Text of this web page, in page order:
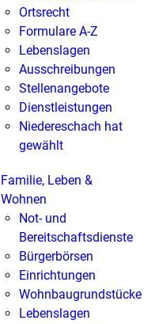
Ortsrecht
Formulare A-Z
Lebenslagen
Ausschreibungen
Stellenangebote
Dienstleistungen
Niedereschach hat
gewählt
Familie, Leben &
Wohnen
Not- und
Bereitschaftsdienste
Bürgerbörsen
Einrichtungen
Wohnbaugrundstücke
Lebenslagen